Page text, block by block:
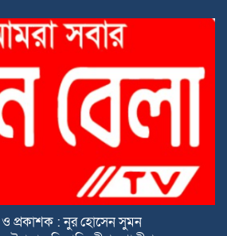
পর এবার দুই অবুঝ এতিম শিশুকেও
মারার চেষ্টা! শ্রীপুরের এই নৃশংসতা কি
না?
এক প্রেম কাহিনী,
শিশুকে দলবদ্ধ ধ/র্ষ/ণের ও পর হ/
মামলায় ৩ জনের মৃ/ত্যু/দ/ণ্ড।
প্রকাশক : নুর হোসেন সুমন